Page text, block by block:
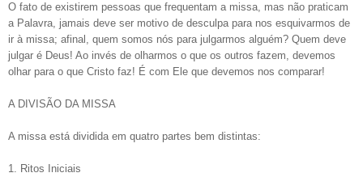
O fato de existirem pessoas que frequentam a missa, mas não praticam
a Palavra, jamais deve ser motivo de desculpa para nos esquivarmos de
ir à missa; afinal, quem somos nós para julgarmos alguém? Quem deve
julgar é Deus! Ao invés de olharmos o que os outros fazem, devemos
olhar para o que Cristo faz! É com Ele que devemos nos comparar!
A DIVISÃO DA MISSA
A missa está dividida em quatro partes bem distintas:
1. Ritos Iniciais